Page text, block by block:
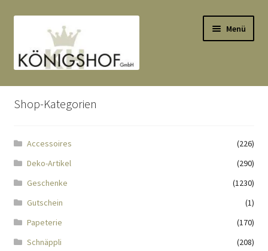
Navigation
springen
springen
Menü
Start
Anlässe
Datenauszug
Echtheit von Bewertungen
Shop-Kategorien
Accessoires
(226)
Deko-Artikel
(290)
Geschenke
(1230)
Gutschein
(1)
Papeterie
(170)
Schnäppli
(208)